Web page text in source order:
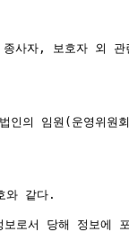
종사자, 보호자 외
의 임원(운영위
와 같다.
로서 당해 정보에